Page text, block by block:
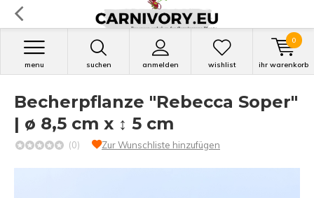
suchen anmelden
menu wishlist ihr warenkorb
0
Becherpflanze "Rebecca Soper"
| ø 8,5 cm x ↕ 5 cm
(0) Zur Wunschliste hinzufügen